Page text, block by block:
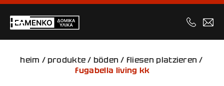
heim /produkte / böden / fliesen platzieren /
fugabella living kk